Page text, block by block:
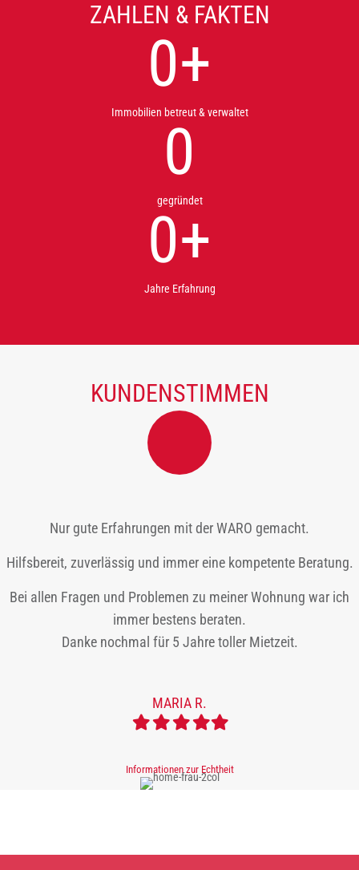
ZAHLEN & FAKTEN
0+
Immobilien betreut & verwaltet
0
gegründet
0+
Jahre Erfahrung
KUNDENSTIMMEN
Nur gute Erfahrungen mit der WARO gemacht.
Hilfsbereit, zuverlässig und immer eine kompetente Beratung.
Bei allen Fragen und Problemen zu meiner Wohnung war ich
immer bestens beraten.
Danke nochmal für 5 Jahre toller Mietzeit.
MARIA R.
Filled
star
Filled
star
Filled
star
Filled
star
Filled
star
Informationen zur Echtheit